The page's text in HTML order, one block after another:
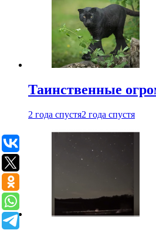
Таинственные
2 года спустя2 года спустя